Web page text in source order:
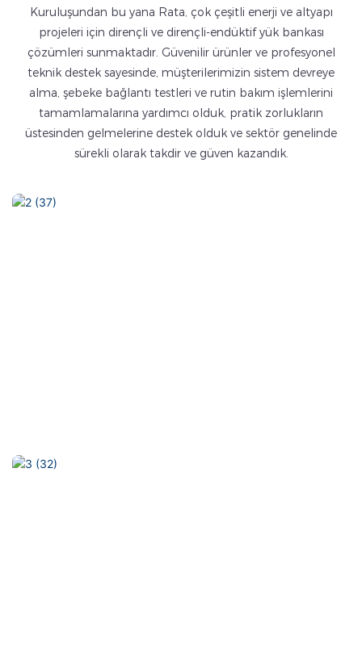
Kuruluşundan bu yana Rata, çok çeşitli enerji ve altyapı
projeleri için dirençli ve dirençli-endüktif yük bankası
çözümleri sunmaktadır. Güvenilir ürünler ve profesyonel
teknik destek sayesinde, müşterilerimizin sistem devreye
alma, şebeke bağlantı testleri ve rutin bakım işlemlerini
tamamlamalarına yardımcı olduk, pratik zorlukların
üstesinden gelmelerine destek olduk ve sektör genelinde
sürekli olarak takdir ve güven kazandık.